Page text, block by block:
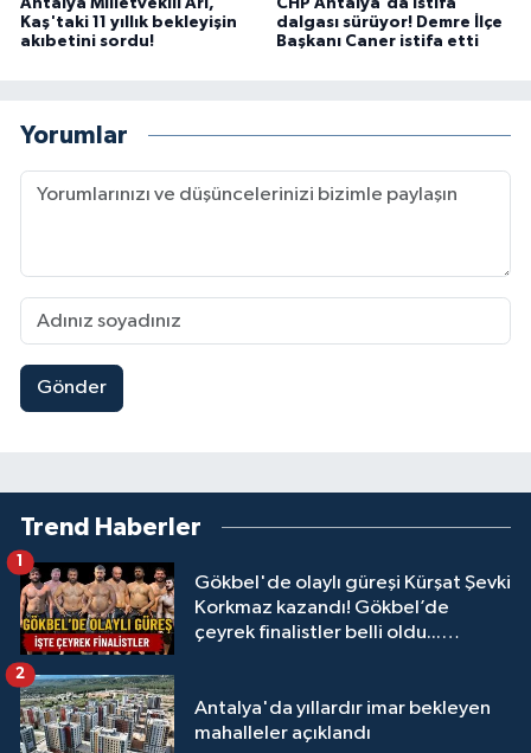
Antalya Milletvekili Arı,
Kaş'taki 11 yıllık bekleyişin
akıbetini sordu!
CHP Antalya'da istifa
dalgası sürüyor! Demre İlçe
Başkanı Caner istifa etti
Yorumlar
Gönder
Trend Haberler
Gökbel'de olaylı güreşi Kürşat Şevki
Korkmaz kazandı! Gökbel’de
çeyrek finalistler belli oldu...
1
Antalya'da yıllardır imar bekleyen
mahalleler açıklandı
2